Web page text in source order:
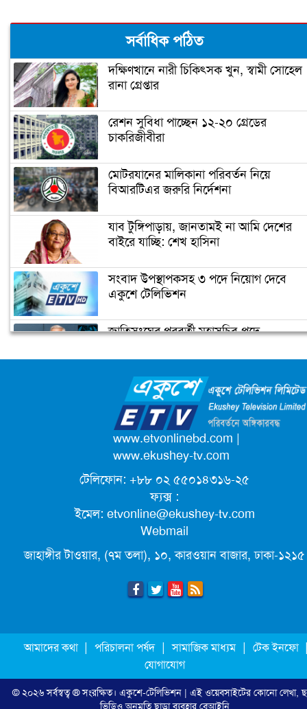
ঠোঁটের কোণে জ্বরঠোসা, কারণ ও প্রতিকার
সর্বাধিক পঠিত
দক্ষিণখানে নারী চিকিৎসক খুন, স্বামী সোহেল
রানা গ্রেপ্তার
রেশন সুবিধা পাচ্ছেন ১২-২০ গ্রেডের
চাকরিজীবীরা
মোটরযানের মালিকানা পরিবর্তন নিয়ে
বিআরটিএর জরুরি নির্দেশনা
যাব টুঙ্গিপাড়ায়, জানতামই না আমি দেশের
বাইরে যাচ্ছি: শেখ হাসিনা
সংবাদ উপস্থাপকসহ ৩ পদে নিয়োগ দেবে
একুশে টেলিভিশন
জাতিসংঘের পরবর্তী মহাসচিব পদে
ক্যাম্পাস অ্যাম্বাসেডর নিয়োগ দিচ্ছে একুশে
টেলিভিশন
পদোন্নতি পেয়ে সচিব হলেন ২ কর্মকর্তা
লিগ্যাল এইডের মাধ্যমে সন্তান ফিরে পেল
সেই কিশোরী মা জুঁই
জেট ফুয়েলের দাম কমলো লিটারে ১৯ টাকা
মূল্যস্ফীতি কমে জুনে ৯ দশমিক ১৬ শতাংশ
ছুটিতে গিয়ে না ফিরলে ৩ বছরের নিষেধাজ্ঞা,
নতুন নিয়ম সৌদির
এনবিআরের সবাই প্রস্তুত, রাজস্ব আদায়ের
www.etvonlinebd.com |
www.ekushey-tv.com
টেলিফোন: +৮৮ ০২ ৫৫০১৪৩১৬-২৫
ফ্যক্স :
ইমেল: etvonline@ekushey-tv.com
Webmail
জাহাঙ্গীর টাওয়ার, (৭ম তলা), ১০, কারওয়ান বাজার, ঢাকা-১২১৫
আমাদের কথা | পরিচালনা পর্ষদ | সামাজিক মাধ্যম | টেক ইনফো
যোগাযোগ
© ২০২৬ সর্বস্বত্ব ® সংরক্ষিত। একুশে-টেলিভিশন | এই ওয়েবসাইটের কোনো লেখা,
ভিডিও অনুমতি ছাড়া ব্যবহার বেআইনি